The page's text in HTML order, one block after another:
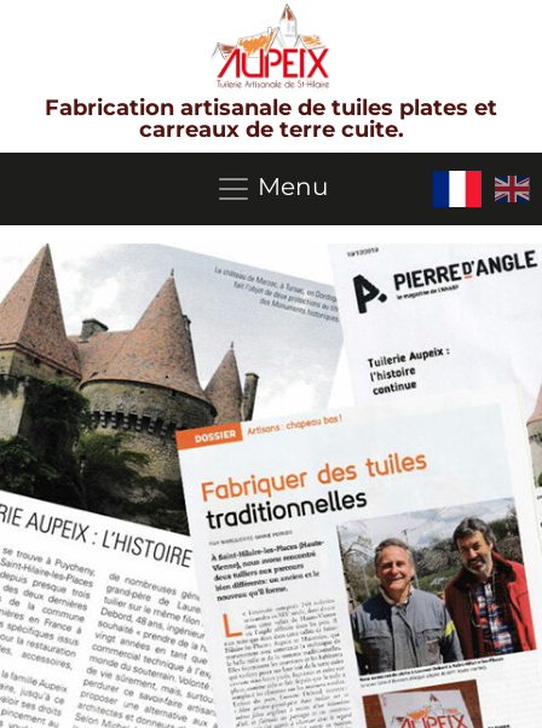
Fabrication artisanale de tuiles plates et
carreaux de terre cuite.
Menu